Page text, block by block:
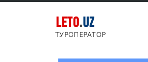
LETO.UZ
ТУРОПЕРАТОР